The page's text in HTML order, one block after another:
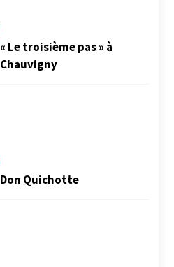
« Le troisième pas » à
Chauvigny
Don Quichotte